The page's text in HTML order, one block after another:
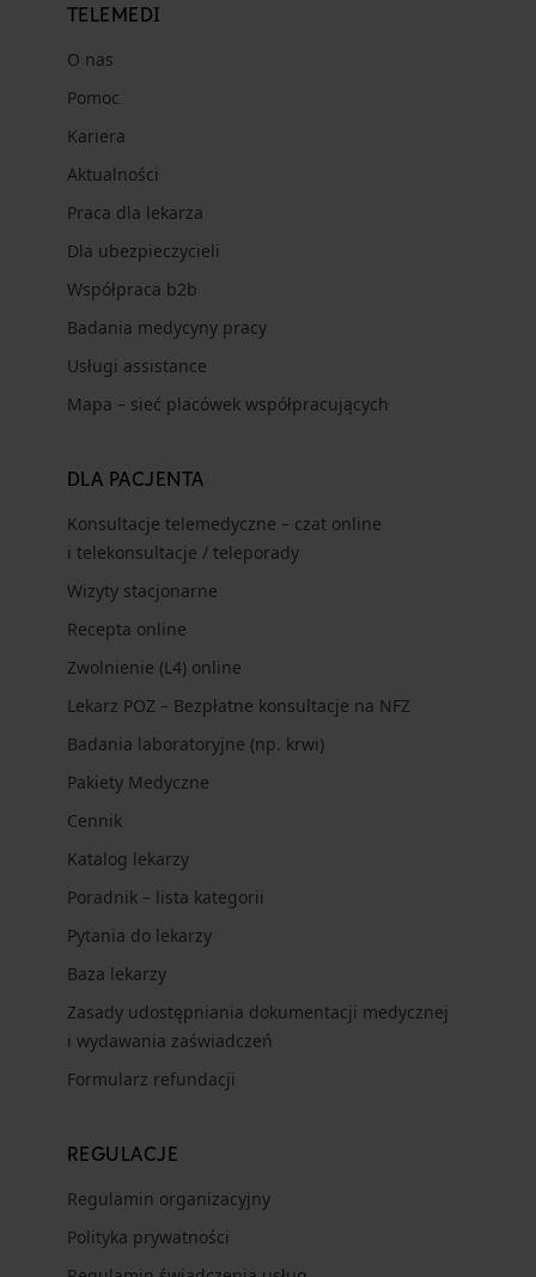
TELEMEDI
O nas
Pomoc
Kariera
Aktualności
Praca dla lekarza
Dla ubezpieczycieli
Współpraca b2b
Badania medycyny pracy
Usługi assistance
Mapa – sieć placówek współpracujących
DLA PACJENTA
Konsultacje telemedyczne – czat online
i telekonsultacje / teleporady
Wizyty stacjonarne
Recepta online
Zwolnienie (L4) online
Lekarz POZ – Bezpłatne konsultacje na NFZ
Badania laboratoryjne (np. krwi)
Pakiety Medyczne
Cennik
Katalog lekarzy
Poradnik – lista kategorii
Pytania do lekarzy
Baza lekarzy
Zasady udostępniania dokumentacji medycznej
i wydawania zaświadczeń
Formularz refundacji
REGULACJE
Regulamin organizacyjny
Polityka prywatności